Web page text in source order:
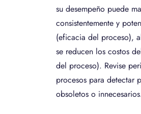
su desempeño puede
consistentemente y
(eficacia del proceso),
se reducen los costos
del proceso). Revise
procesos para detectar
obsoletos o